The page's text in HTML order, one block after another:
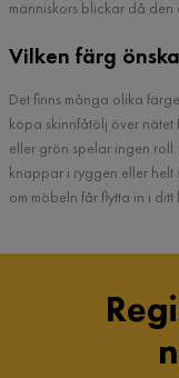
människors blickar då den
Vilken färg
Det finns många olika
köpa skinnfåtölj över nätet
eller grön spelar ingen
knappar i ryggen eller
om möbeln får flytta in i ditt